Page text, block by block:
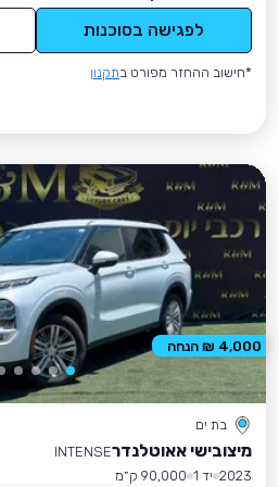
לפגישה בסוכנות
*חישוב ההחזר מפורט בתקנון
בת ים
מיצובישי אאוטלנדרINTENSE
2023 יד 1
90,000 ק״מ
4,000 ₪ הנחה